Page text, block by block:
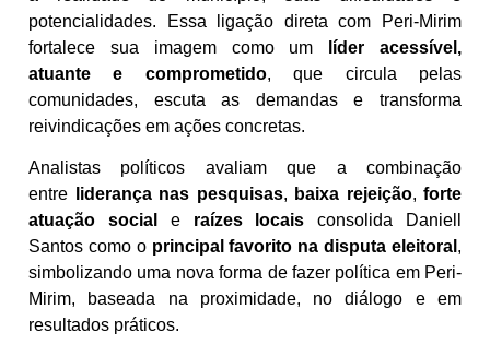
potencialidades. Essa ligação direta com Peri-Mirim
fortalece sua imagem como um
líder acessível,
atuante e comprometido, que circula pelas
comunidades, escuta as demandas e transforma
reivindicações em ações concretas.
Analistas políticos avaliam que a combinação
entre
liderança nas pesquisas, baixa rejeição, forte
atuação social
e raízes locais consolida Daniell
Santos como o principal favorito na disputa eleitoral ,
simbolizando uma nova forma de fazer política em Peri-
Mirim, baseada na proximidade, no diálogo e em
resultados práticos.